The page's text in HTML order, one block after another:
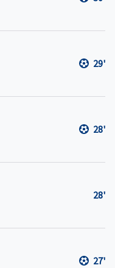
29'
28'
28'
27'